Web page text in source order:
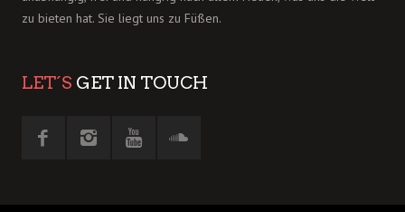
zu bieten hat. Sie liegt uns zu Füßen.
LET´S GET IN TOUCH